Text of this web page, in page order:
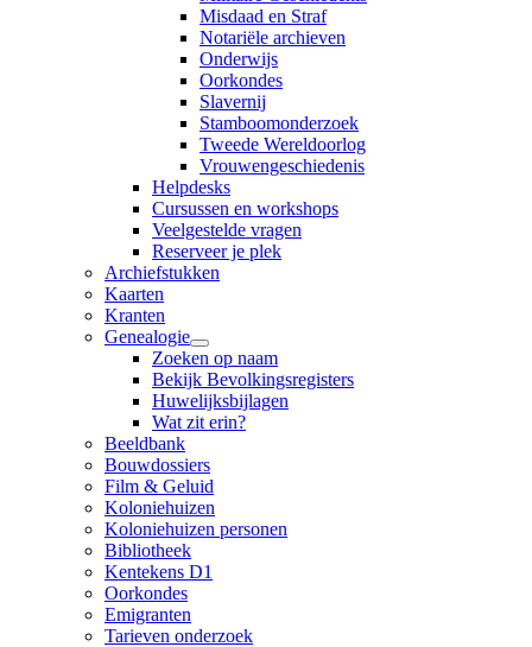
Misdaad en Straf
Notariële archieven
Onderwijs
Oorkondes
Slavernij
Stamboomonderzoek
Tweede Wereldoorlog
Vrouwengeschiedenis
Helpdesks
Cursussen en workshops
Veelgestelde vragen
Reserveer je plek
Archiefstukken
Kaarten
Kranten
Genealogie
Zoeken op naam
Bekijk Bevolkingsregisters
Huwelijksbijlagen
Wat zit erin?
Beeldbank
Bouwdossiers
Film & Geluid
Koloniehuizen
Koloniehuizen personen
Bibliotheek
Kentekens D1
Oorkondes
Emigranten
Tarieven onderzoek